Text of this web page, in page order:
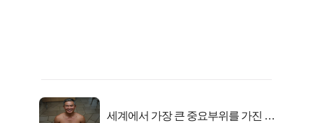
세계에서 가장 큰 중요부위를 가진 남